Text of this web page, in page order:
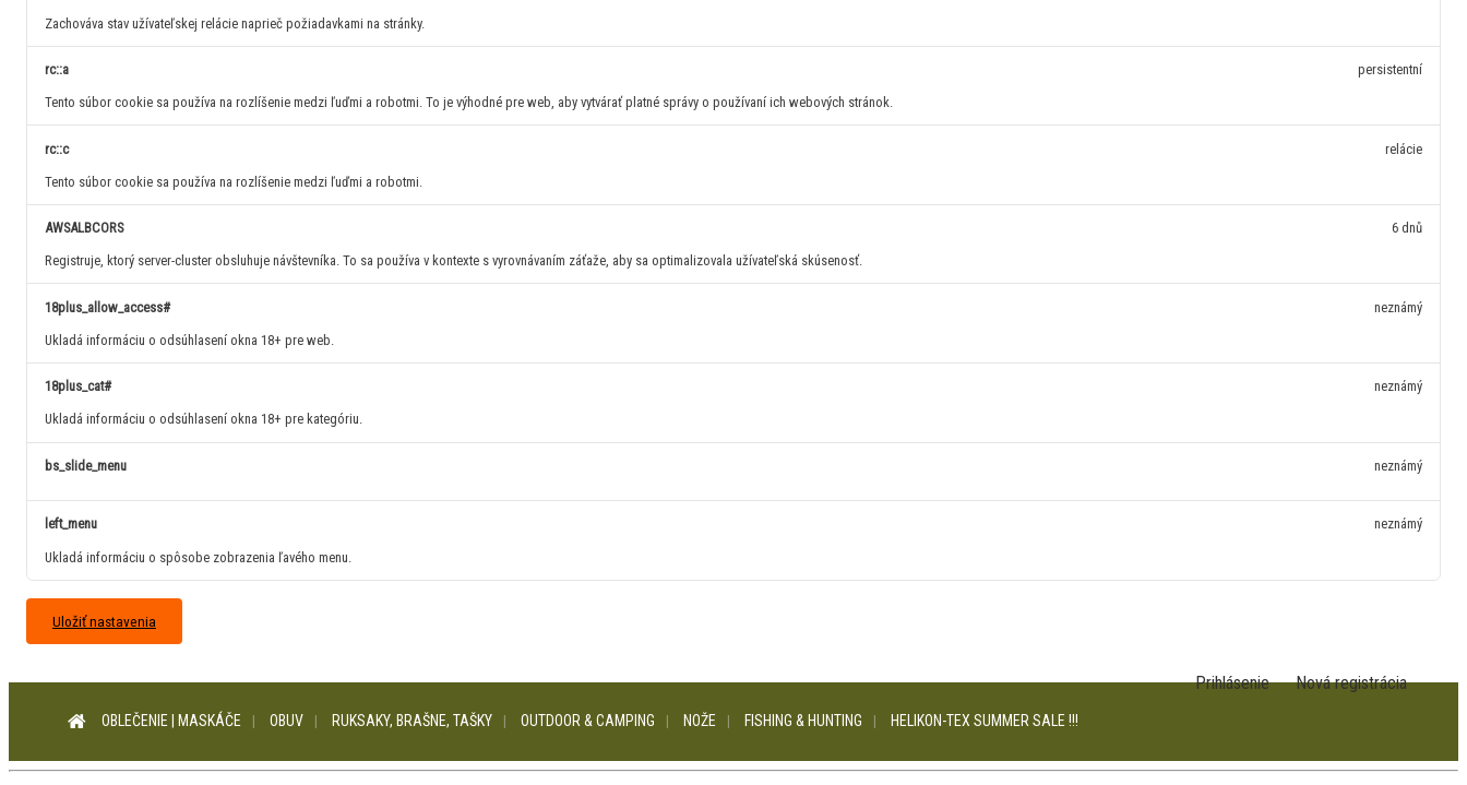
Zachováva stav užívateľskej relácie naprieč požiadavkami na stránky.
rc::a
Tento súbor cookie sa používa na rozlíšenie medzi ľuďmi a robotmi. To je výhodné pre web, aby vytvárať platné správy o používaní ich webových stránok.
persistentní
rc::c
Tento súbor cookie sa používa na rozlíšenie medzi ľuďmi a robotmi.
relácie
AWSALBCORS
Registruje, ktorý server-cluster obsluhuje návštevníka. To sa používa v kontexte s vyrovnávaním záťaže, aby sa optimalizovala užívateľská skúsenosť.
6 dnů
18plus_allow_access#
Ukladá informáciu o odsúhlasení okna 18+ pre web.
neznámý
18plus_cat#
Ukladá informáciu o odsúhlasení okna 18+ pre kategóriu.
neznámý
bs_slide_menu neznámý
left_menu
Ukladá informáciu o spôsobe zobrazenia ľavého menu.
neznámý
Uložiť nastavenia
Prihlásenie Nová registrácia
OBLEČENIE | MASKÁČE OBUV RUKSAKY, BRAŠNE, TAŠKY OUTDOOR & CAMPING NOŽE FISHING & HUNTING HELIKON-TEX SUMMER SALE !!!